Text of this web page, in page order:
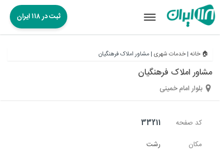
Toggle
ثبت در ۱۱۸ ایران
🏠 خانه |خدمات شهری |مشاور املاک فرهنگیان
مشاور املاک فرهنگیان
بلوار امام خمینی
کد صفحه
33211
مکان
رشت